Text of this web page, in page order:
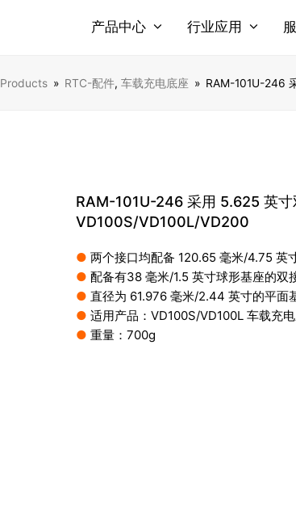
产品中心 行业应用
Products » RTC-配件, 车载充电底座 » RAM-101U-246
RAM-101U-246 采用 5.625 英
VD100S/VD100L/VD200
● 两个接口均配备 120.65 毫米/4.75 英
● 配备有38 毫米/1.5 英寸球形基座的
● 直径为 61.976 毫米/2.44 英寸的平面
● 适用产品：VD100S/VD100L 车载充
● 重量：700g